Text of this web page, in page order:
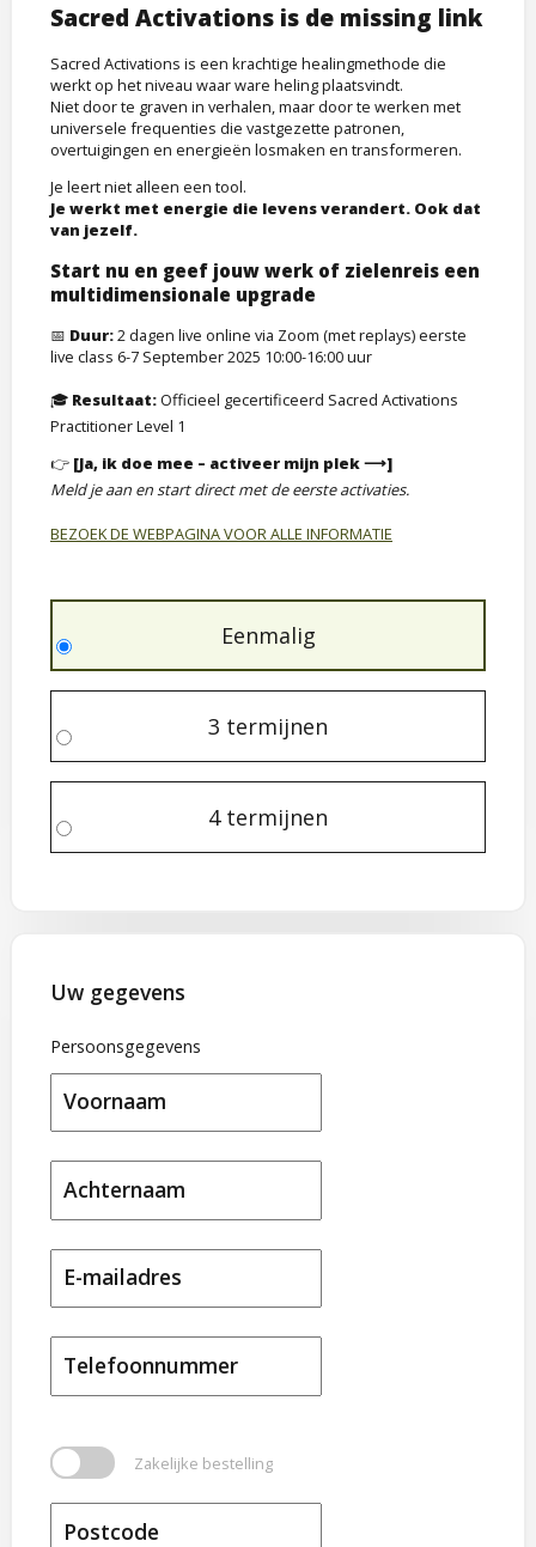
Sacred Activations is de missing link
Sacred Activations is een krachtige healingmethode die
werkt op het niveau waar ware heling plaatsvindt.
Niet door te graven in verhalen, maar door te werken met
universele frequenties die vastgezette patronen,
overtuigingen en energieën losmaken en transformeren.
Je leert niet alleen een tool.
Je werkt met energie die levens verandert. Ook dat
van jezelf.
Start nu en geef jouw werk of zielenreis een
multidimensionale upgrade
📅 Duur:2 dagen live online via Zoom (met replays) eerste
live class 6-7 September 2025 10:00-16:00 uur
🎓 Resultaat: Officieel gecertificeerd Sacred Activations
Practitioner Level 1
👉 [Ja, ik doe mee – activeer mijn plek ⟶]
Meld je aan en start direct met de eerste activaties.
BEZOEK DE WEBPAGINA VOOR ALLE INFORMATIE
Eenmalig
3 termijnen
4 termijnen
Uw gegevens
Persoonsgegevens
Voornaam
Achternaam
E-mailadres
Telefoonnummer
Zakelijke bestelling
Postcode